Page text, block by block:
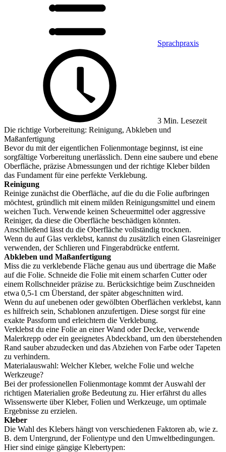
Sprachpraxis
3 Min. Lesezeit
Die richtige Vorbereitung: Reinigung, Abkleben und
Maßanfertigung
Bevor du mit der eigentlichen Folienmontage beginnst, ist eine
sorgfältige Vorbereitung unerlässlich. Denn eine saubere und ebene
Oberfläche, präzise Abmessungen und der richtige Kleber bilden
das Fundament für eine perfekte Verklebung.
Reinigung
Reinige zunächst die Oberfläche, auf die du die Folie aufbringen
möchtest, gründlich mit einem milden Reinigungsmittel und einem
weichen Tuch. Verwende keinen Scheuermittel oder aggressive
Reiniger, da diese die Oberfläche beschädigen könnten.
Anschließend lässt du die Oberfläche vollständig trocknen.
Wenn du auf Glas verklebst, kannst du zusätzlich einen Glasreiniger
verwenden, der Schlieren und Fingerabdrücke entfernt.
Abkleben und Maßanfertigung
Miss die zu verklebende Fläche genau aus und übertrage die Maße
auf die Folie. Schneide die Folie mit einem scharfen Cutter oder
einem Rollschneider präzise zu. Berücksichtige beim Zuschneiden
etwa 0,5-1 cm Überstand, der später abgeschnitten wird.
Wenn du auf unebenen oder gewölbten Oberflächen verklebst, kann
es hilfreich sein, Schablonen anzufertigen. Diese sorgst für eine
exakte Passform und erleichtern die Verklebung.
Verklebst du eine Folie an einer Wand oder Decke, verwende
Malerkrepp oder ein geeignetes Abdeckband, um den überstehenden
Rand sauber abzudecken und das Abziehen von Farbe oder Tapeten
zu verhindern.
Materialauswahl: Welcher Kleber, welche Folie und welche
Werkzeuge?
Bei der professionellen Folienmontage kommt der Auswahl der
richtigen Materialien große Bedeutung zu. Hier erfährst du alles
Wissenswerte über Kleber, Folien und Werkzeuge, um optimale
Ergebnisse zu erzielen.
Kleber
Die Wahl des Klebers hängt von verschiedenen Faktoren ab, wie z.
B. dem Untergrund, der Folientype und den Umweltbedingungen.
Hier sind einige gängige Klebertypen: